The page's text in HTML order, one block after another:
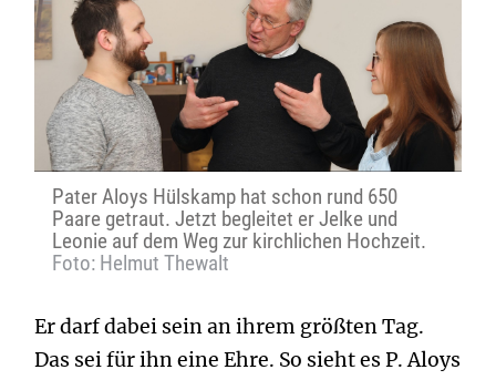
Pater Aloys Hülskamp hat schon rund 650
Paare getraut. Jetzt begleitet er Jelke und
Leonie auf dem Weg zur kirchlichen Hochzeit.
Foto: Helmut Thewalt
Er darf dabei sein an ihrem größten Tag.
Das sei für ihn eine Ehre. So sieht es P. Aloys